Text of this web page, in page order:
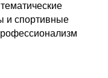
и спортивные